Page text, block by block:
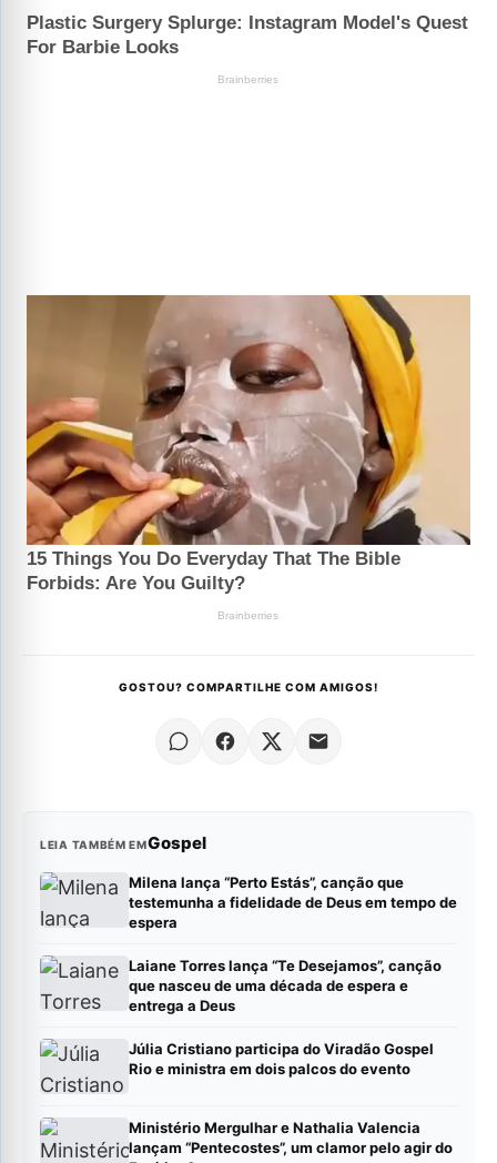
GOSTOU? COMPARTILHE COM AMIGOS!
LEIA TAMBÉM EMGospel
Milena lança “Perto Estás”, canção que
testemunha a fidelidade de Deus em tempo de
espera
Laiane Torres lança “Te Desejamos”, canção
que nasceu de uma década de espera e
entrega a Deus
Júlia Cristiano participa do Viradão Gospel
Rio e ministra em dois palcos do evento
Ministério Mergulhar e Nathalia Valencia
lançam “Pentecostes”, um clamor pelo agir do